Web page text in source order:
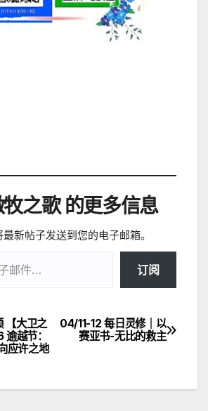
之歌 的更多信息
新帖子发送到您的电子邮箱。
订阅
04/11-12 每日灵修｜以
赛亚书-无比的救主
【大卫之
越节：
应许之地